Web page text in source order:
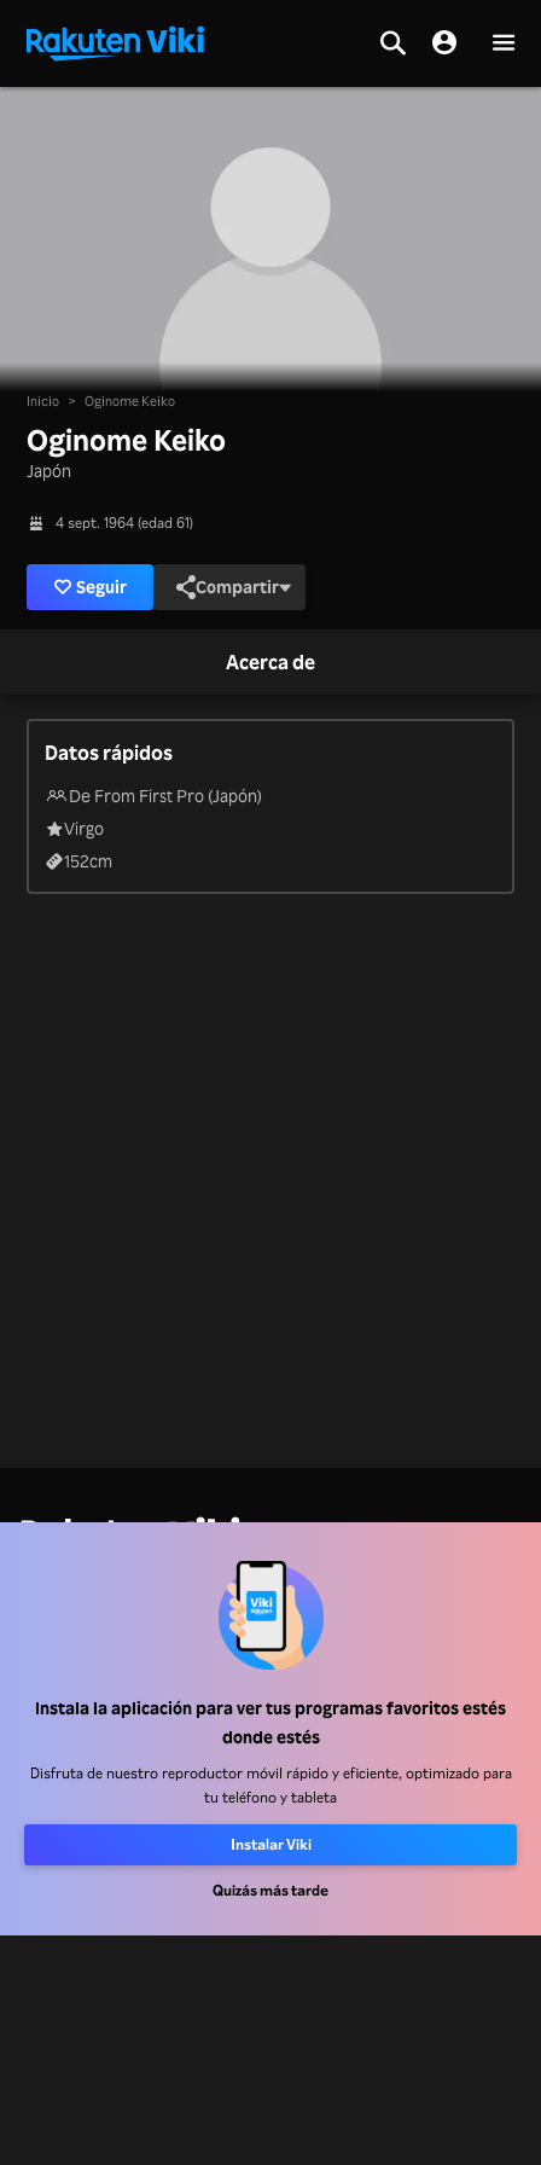
Instala la aplicación para ver tus programas favoritos estés
donde estés
Disfruta de nuestro reproductor móvil rápido y eficiente, optimizado para
tu teléfono y tableta
Instalar Viki
Quizás más tarde
Inicio > Oginome Keiko
Oginome Keiko
Japón
4 sept. 1964 (edad 61)
Seguir Compartir
Acerca de
Datos rápidos
De From First Pro (Japón)
Virgo
152cm
Centro de ayuda
Centro de prensa
Términos de Uso